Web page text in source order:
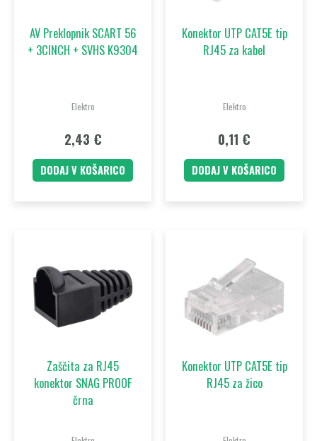
AV Preklopnik SCART 56
+ 3CINCH + SVHS K9304
Elektro
2,43 €
DODAJ V KOŠARICO
Konektor UTP CAT5E tip
RJ45 za kabel
Elektro
0,11 €
DODAJ V KOŠARICO
Zaščita za RJ45
konektor SNAG PROOF
črna
Konektor UTP CAT5E tip
RJ45 za žico